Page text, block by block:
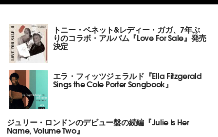
トニー・ベネット&レディー・ガガ、7年ぶ
りのコラボ・アルバム『Love For Sale』発売
決定
エラ・フィッツジェラルド『Ella Fitzgerald
Sings the Cole Porter Songbook』
ジュリー・ロンドンのデビュー盤の続編『Julie Is Her
Name, Volume Two』